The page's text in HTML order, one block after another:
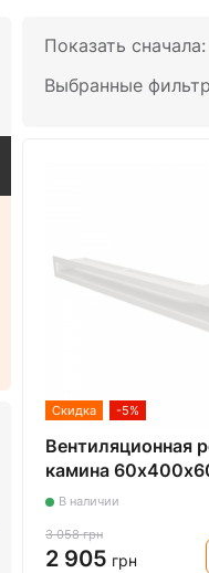
Показать сначала:
Выбранные
Скидка -5%
Вентиляционная
камина
Loft Angle угловая
В наличии
3 058 грн
2 905 грн